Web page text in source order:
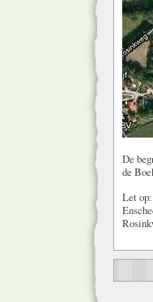
De
de
Let